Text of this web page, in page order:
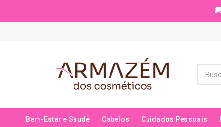
Bem-Estar e Saude Cabelos Cuidados Pessoais